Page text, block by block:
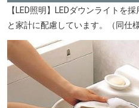
【LED照明】LEDダウンライトを
と家計に配慮しています。（同仕様